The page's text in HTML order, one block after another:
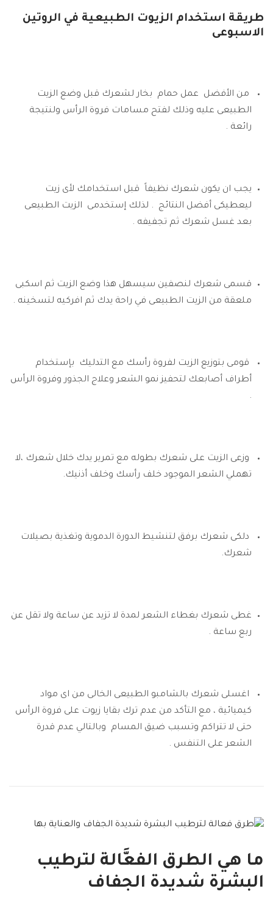
طريقة استخدام الزيوت الطبيعية في الروتين
الاسبوعى
من الأفضل عمل حمام بخار لشعرك قبل وضع الزيت
الطبيعى عليه وذلك لفتح مسامات فروة الرأس ولنتيجة
رائعة .
يجب ان يكون شعرك نظيفاً قبل استخدامك لأى زيت
ليعطيكى أفضل النتائج . لذلك إستخدمى الزيت الطبيعى
بعد غسل شعرك ثم تجفيفه .
قسمى شعرك لنصفين سيسهل هذا وضع الزيت ثم اسكبى
ملعقة من الزيت الطبيعى في راحة يدك ثم افركيه لتسخينه .
قومى بتوزيع الزيت لفروة رأسك مع التدليك بإستخدام
أطراف أصابعك لتحفيز نمو الشعر وعلاج الجذور وفروة الرأس
.
وزعى الزيت على شعرك بطوله مع تمرير يدك خلال شعرك ،لا
تهملي الشعر الموجود خلف رأسك وخلف أذنيك.
دلكى شعرك برفق لتنشيط الدورة الدموية وتغذية بصيلات
شعرك.
غطى شعرك بغطاء الشعر لمدة لا تزيد عن ساعة ولا تقل عن
ربع ساعة .
اغسلى شعرك بالشامبو الطبيعى الخالى من اى مواد
كيميائية ، مع التأكد من عدم ترك بقايا زيوت على فروة الرأس
حتى لا تتراكم وتسبب ضيق المسام وبالتالي عدم قدرة
الشعر على التنفس .
ما هي الطرق الفعَّالة لترطيب
البشرة شديدة الجفاف